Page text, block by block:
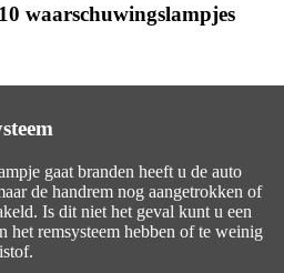
waarschuwingslampjes
gaat branden heeft u de auto
de handrem nog aangetrokken of
Is dit niet het geval kunt u een
het remsysteem hebben of te weinig